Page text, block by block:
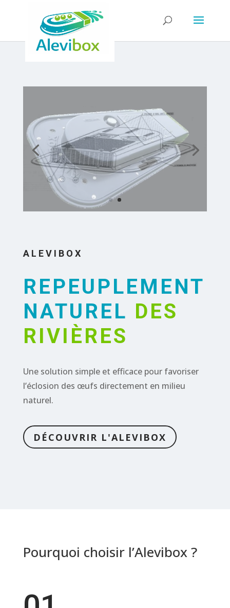
ALEVIBOX
REPEUPLEMENT
NATUREL DES
RIVIÈRES
Une solution simple et efficace pour favoriser
l’éclosion des œufs directement en milieu
naturel.
DÉCOUVRIR L'ALEVIBOX
Pourquoi choisir l’Alevibox ?